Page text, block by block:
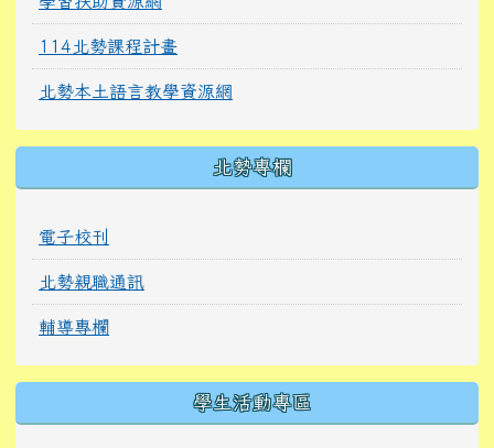
114北勢課程計畫
北勢本土語言教學資源網
北勢專欄
電子校刊
北勢親職通訊
輔導專欄
學生活動專區